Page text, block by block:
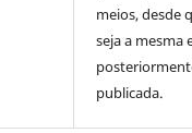
meios, desde
seja a mesma
publicada.